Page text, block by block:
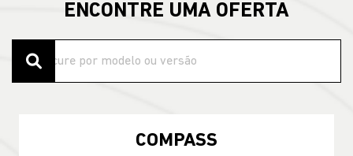
ENCONTRE UMA OFERTA
COMPASS